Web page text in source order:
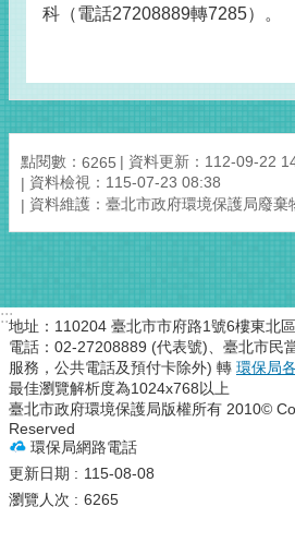
科（電話27208889轉7285）。
點閱數： 6265
資料更新：112-09-22
資料檢視：115-07-23 08:38
資料維護：臺北市政府環境保護局廢棄
:::地址：110204 臺北市市府路1號6樓東北區
電話：02-27208889 (代表號)、臺北市民
服務，公共電話及預付卡除外) 轉 環保局
最佳瀏覽解析度為1024x768以上
臺北市政府環境保護局版權所有 2010©
Reserved
環保局網路電話
更新日期
115-08-08
瀏覽人次
6265